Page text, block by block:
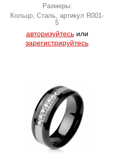
Размеры:
Кольцо, Сталь, артикул R001-
5
авторизуйтесьили
зарегистрируйтесь